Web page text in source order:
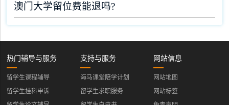
澳门大学留位费能退吗?
热门辅导与服务
留学生课程辅导
留学生挂科申诉
支持与服务
海马课堂陪学计划
留学生求职服务
网站信息
网站地图
网站标签